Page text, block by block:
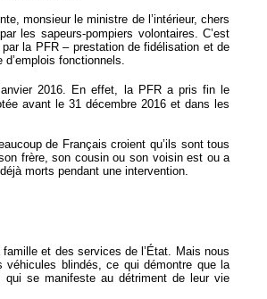
monsieur le ministre de l’intérieur, chers
les sapeurs-pompiers volontaires. C’est
la PFR – prestation de fidélisation et de
fonctionnels.
2016. En effet, la PFR a pris fin le
avant le 31 décembre 2016 et dans les
de Français croient qu’ils sont tous
frère, son cousin ou son voisin est ou a
morts pendant une intervention.
et des services de l’État. Mais nous
véhicules blindés, ce qui démontre que la
qui se manifeste au détriment de leur vie